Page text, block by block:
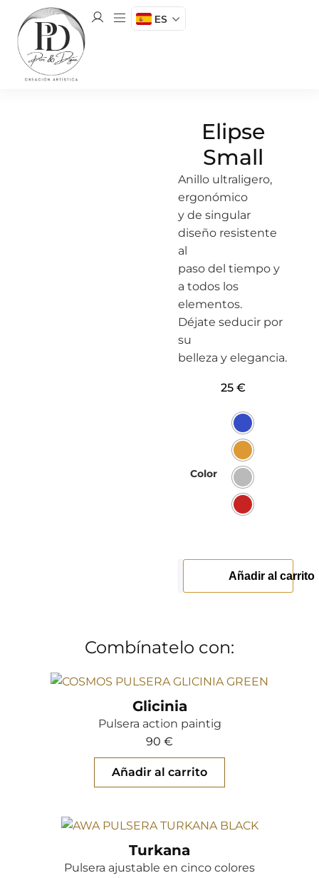
ES
Elipse
Small
Anillo ultraligero,
ergonómico
y de singular
diseño resistente
al
paso del tiempo y
a todos los
elementos.
Déjate seducir por
su
belleza y elegancia.
25€
Color
Añadir al carrito
Combínatelo con:
Glicinia
Pulsera action paintig
90 €
Añadir al carrito
Turkana
Pulsera ajustable en cinco colores